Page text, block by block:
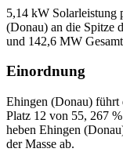
5,14 kW Solarleistung
(Donau) an die Spitze
und 142,6 MW
Einordnung
Ehingen (Donau) führt
Platz 12 von 55, 267
heben Ehingen
der Masse ab.